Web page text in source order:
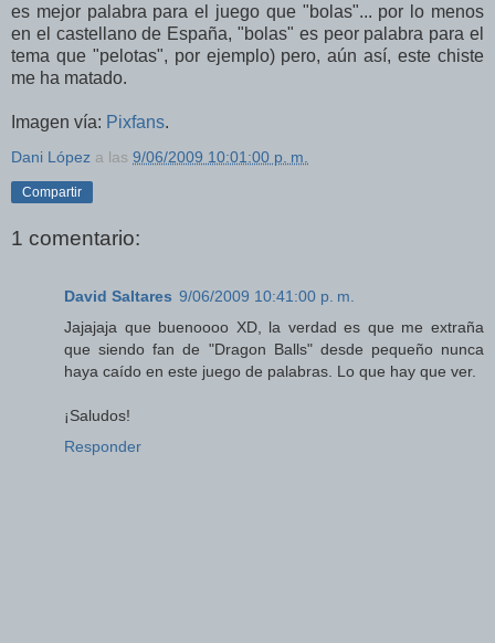
es mejor palabra para el juego que "bolas"... por lo menos
en el castellano de España, "bolas" es peor palabra para el
tema que "pelotas", por ejemplo) pero, aún así, este chiste
me ha matado.
Imagen vía: Pixfans.
Dani López a las 9/06/2009 10:01:00 p. m.
Compartir
1 comentario:
David Saltares 9/06/2009 10:41:00 p. m.
Jajajaja que buenoooo XD, la verdad es que me extraña
que siendo fan de "Dragon Balls" desde pequeño nunca
haya caído en este juego de palabras. Lo que hay que ver.
¡Saludos!
Responder